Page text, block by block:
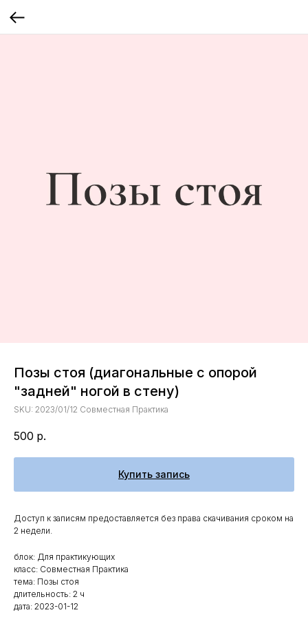
Позы стоя (диагональные с опорой
"задней" ногой в стену)
SKU: 2023/01/12 Совместная Практика
500 р.
Купить запись
Доступ к записям предоставляется без права скачивания сроком на
2 недели.
блок: Для практикующих
класс: Совместная Практика
тема: Позы стоя
длительность: 2 ч
дата: 2023-01-12